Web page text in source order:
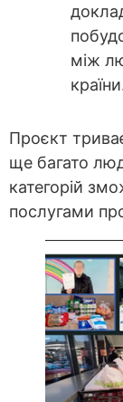
між
Проєкт
ще багато
категорій
послугами